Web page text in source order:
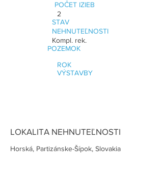
POČET IZIEB
2
STAV
NEHNUTEĽNOSTI
Kompl. rek.
POZEMOK
ROK
VÝSTAVBY
LOKALITA NEHNUTEĽNOSTI
Horská, Partizánske-Šípok, Slovakia